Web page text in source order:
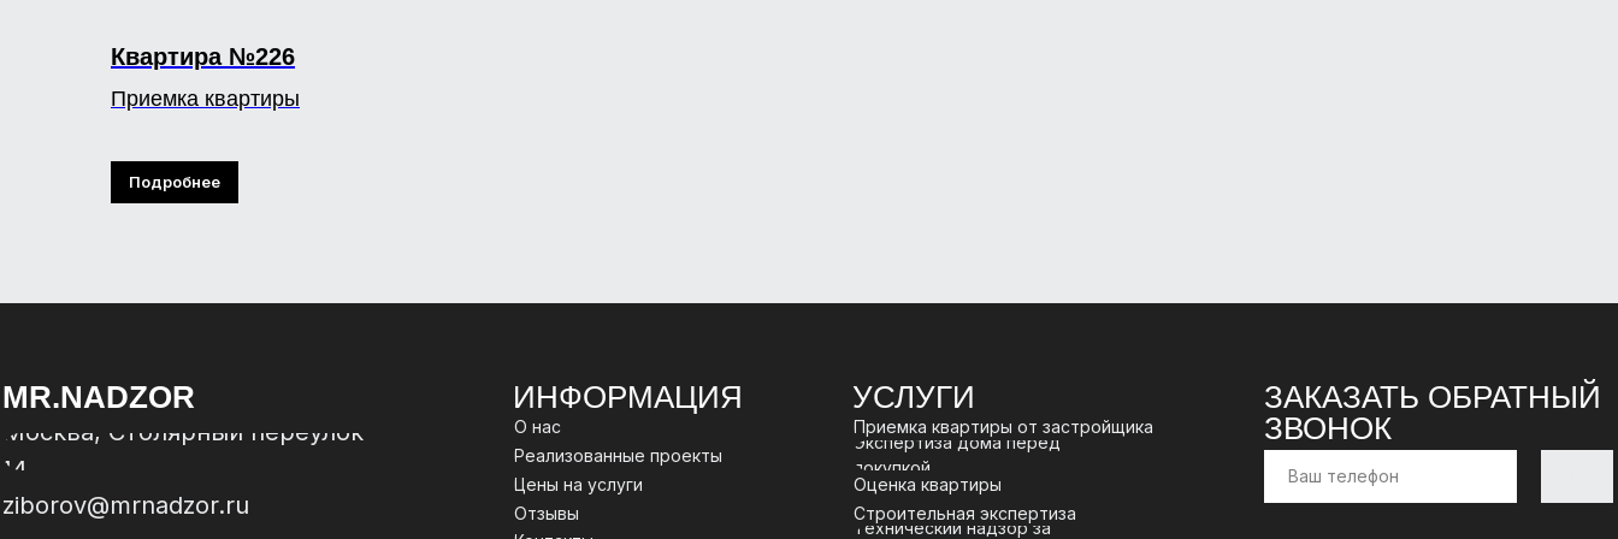
Квартира №226
Приемка квартиры
Подробнее
ЗАКАЗАТЬ ОБРАТНЫЙ
ЗВОНОК
УСЛУГИ
Экспертиза дома перед
покупкой
Приемка квартиры от застройщика
Оценка квартиры
Строительная экспертиза
Технический надзор за
О нас
Реализованные проекты
Цены на услуги
Отзывы
ИНФОРМАЦИЯ
MR.NADZOR
Москва, Столярный переулок
14
ziborov@mrnadzor.ru